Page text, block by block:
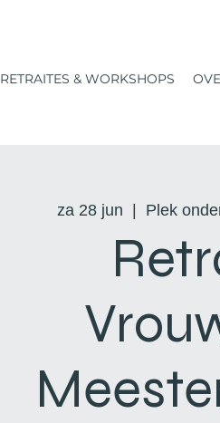
RETRAITES & WORKSHOPS
za 28 jun Plek